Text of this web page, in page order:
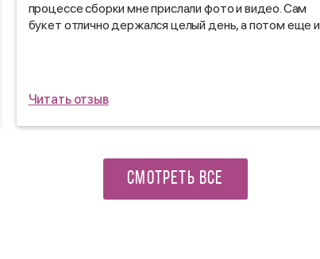
процессе сборки мне прислали фото и видео. Сам
букет отлично держался целый день, а потом еще и
Читать отзыв
СМОТРЕТЬ ВСЕ